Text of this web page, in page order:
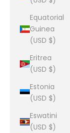
Equatorial
Guinea
(USD $)
Eritrea
(USD $)
Estonia
(USD $)
Eswatini
(USD $)